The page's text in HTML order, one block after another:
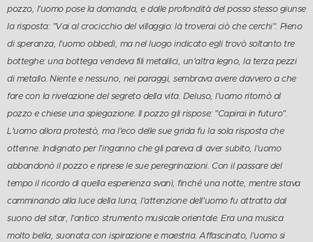
pozzo, l'uomo pose la domanda, e dalle profondità del posso stesso giunse
la risposta: "Vai al crocicchio del villaggio: là troverai ciò che cerchi". Pieno
di speranza, l'uomo obbedì, ma nel luogo indicato egli trovò soltanto tre
botteghe: una bottega vendeva fili metallici, un'altra legno, la terza pezzi
di metallo. Niente e nessuno, nei paraggi, sembrava avere davvero a che
fare con la rivelazione del segreto della vita. Deluso, l'uomo ritornò al
pozzo e chiese una spiegazione. Il pozzo gli rispose: "Capirai in futuro".
L'uomo allora protestò, ma l'eco delle sue grida fu la sola risposta che
ottenne. Indignato per l'inganno che gli pareva di aver subito, l'uomo
abbandonò il pozzo e riprese le sue peregrinazioni. Con il passare del
tempo il ricordo di quella esperienza svanì, finché una notte, mentre stava
camminando alla luce della luna, l'attenzione dell'uomo fu attratta dal
suono del sitar, l'antico strumento musicale orientale. Era una musica
molto bella, suonata con ispirazione e maestria. Affascinato, l'uomo si